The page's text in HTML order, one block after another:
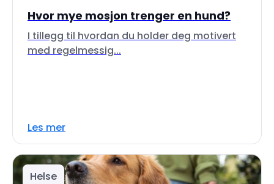
Hvor mye mosjon trenger en hund?
I tillegg til hvordan du holder deg motivert
med regelmessig...
Les mer
Helse